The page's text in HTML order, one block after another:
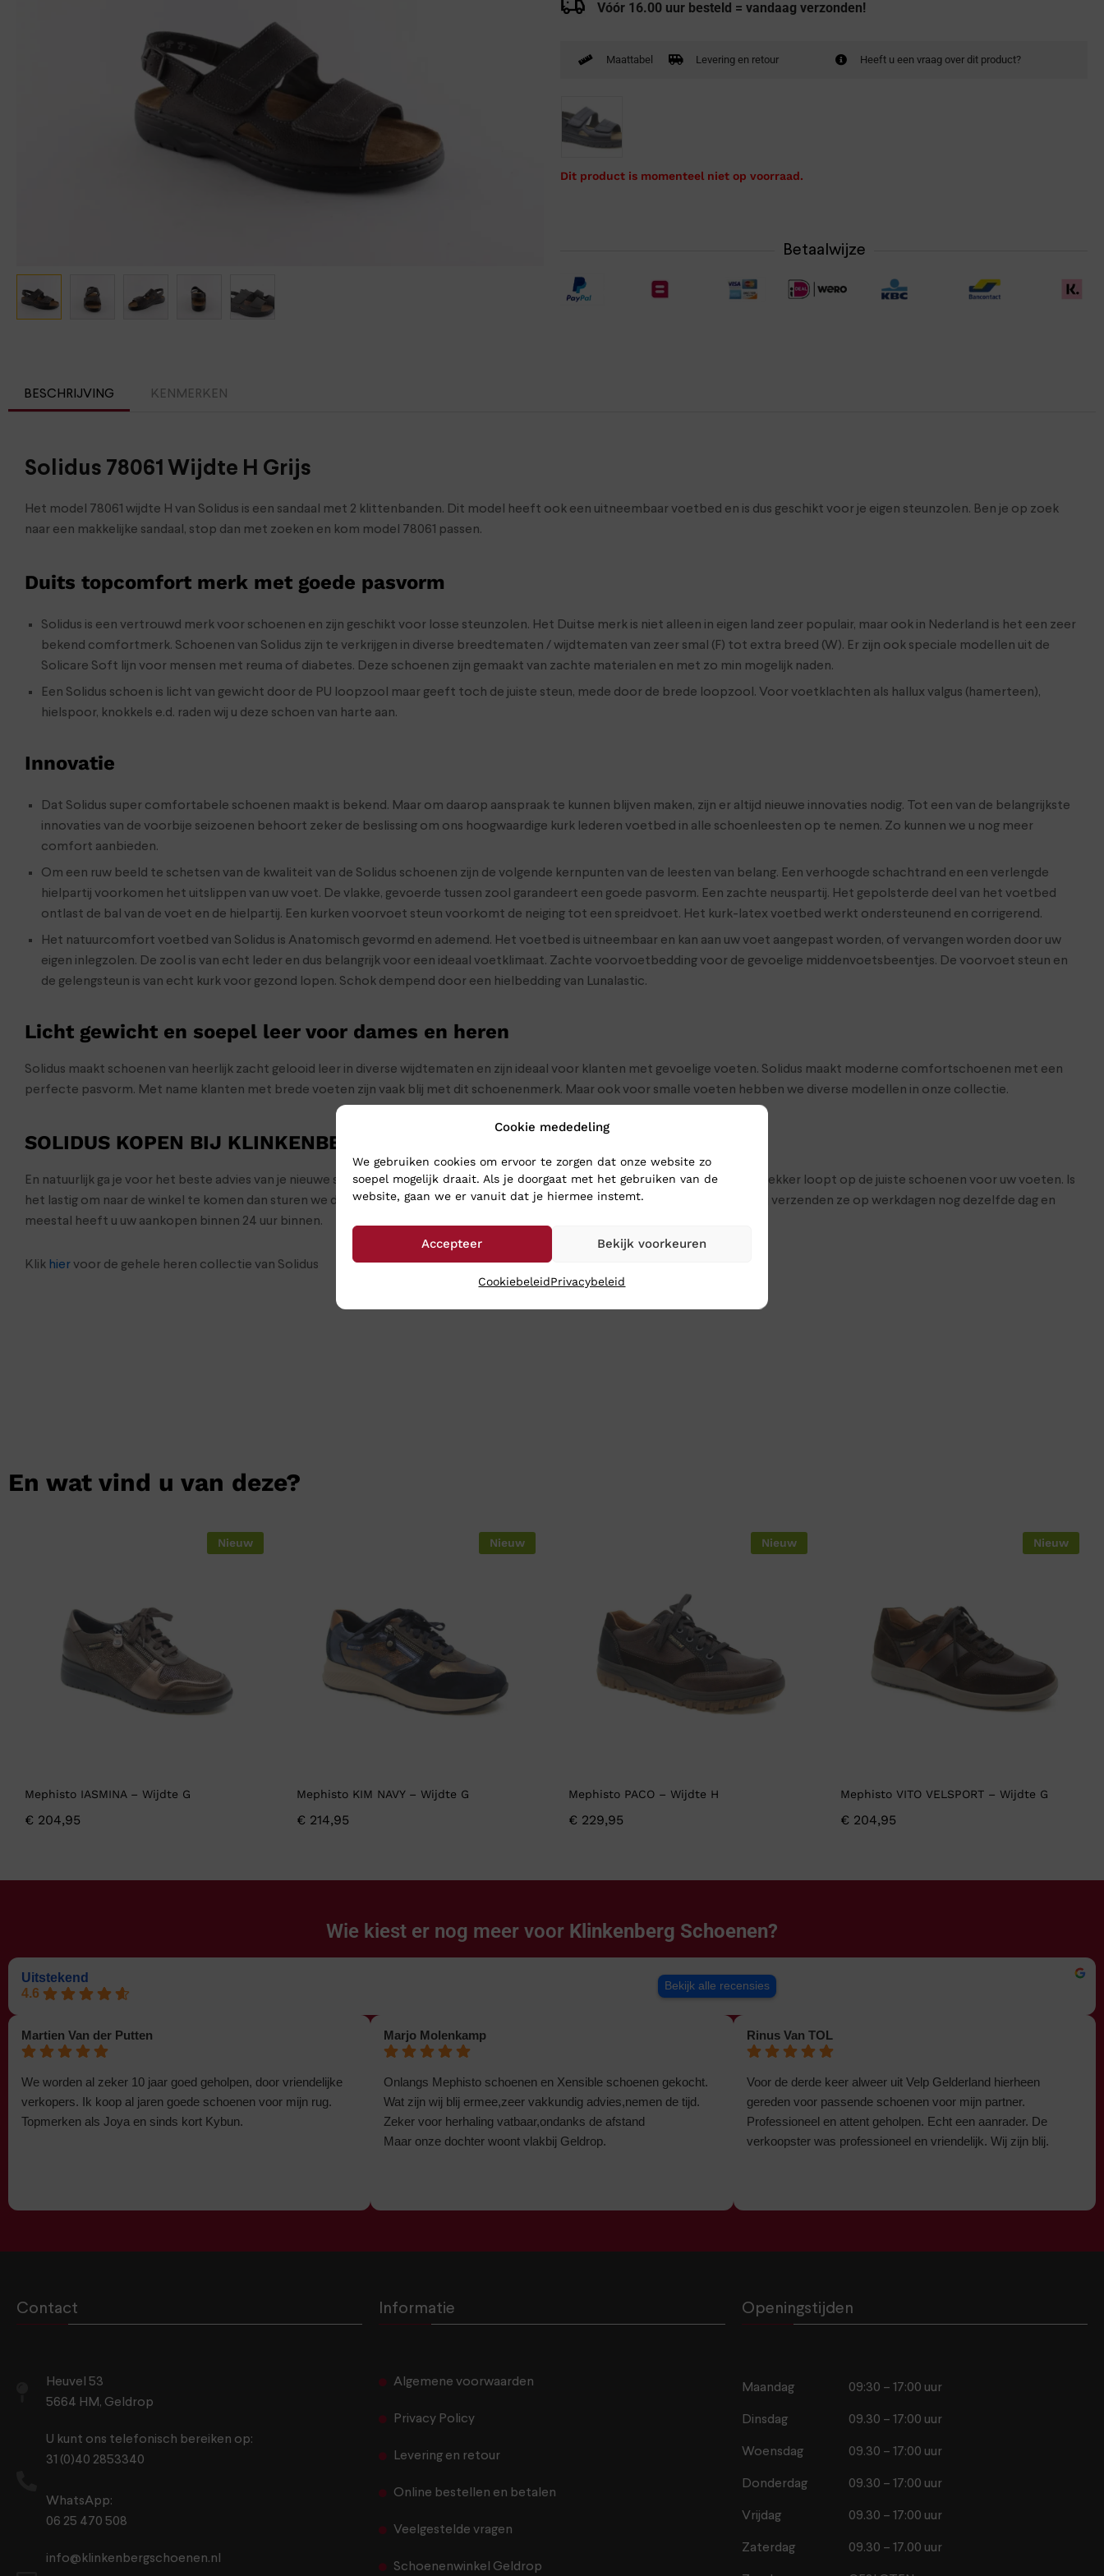
Cookie mededeling
We gebruiken cookies om ervoor te zorgen dat onze website zo
soepel mogelijk draait. Als je doorgaat met het gebruiken van de
website, gaan we er vanuit dat je hiermee instemt.
Accepteer Bekijk voorkeuren
CookiebeleidPrivacybeleid
Meindl
Vóór 16.00 uur besteld = vandaag verzonden!
Maattabel Levering en retour Heeft u een vraag over dit product?
Dit product is momenteel niet op voorraad.
Betaalwijze
BESCHRIJVING KENMERKEN
Solidus 78061 Wijdte H Grijs
Het model 78061 wijdte H van Solidus is een sandaal met 2 klittenbanden. Dit model heeft ook een uitneembaar voetbed en is dus geschikt voor je eigen steunzolen. Ben je op zoek
naar een makkelijke sandaal, stop dan met zoeken en kom model 78061 passen.
Duits topcomfort merk met goede pasvorm
Solidus is een vertrouwd merk voor schoenen en zijn geschikt voor losse steunzolen. Het Duitse merk is niet alleen in eigen land zeer populair, maar ook in Nederland is het een zeer
bekend comfortmerk. Schoenen van Solidus zijn te verkrijgen in diverse breedtematen / wijdtematen van zeer smal (F) tot extra breed (W). Er zijn ook speciale modellen uit de
Solicare Soft lijn voor mensen met reuma of diabetes. Deze schoenen zijn gemaakt van zachte materialen en met zo min mogelijk naden.
Een Solidus schoen is licht van gewicht door de PU loopzool maar geeft toch de juiste steun, mede door de brede loopzool. Voor voetklachten als hallux valgus (hamerteen),
hielspoor, knokkels e.d. raden wij u deze schoen van harte aan.
Innovatie
Dat Solidus super comfortabele schoenen maakt is bekend. Maar om daarop aanspraak te kunnen blijven maken, zijn er altijd nieuwe innovaties nodig. Tot een van de belangrijkste
innovaties van de voorbije seizoenen behoort zeker de beslissing om ons hoogwaardige kurk lederen voetbed in alle schoenleesten op te nemen. Zo kunnen we u nog meer
comfort aanbieden.
Om een ruw beeld te schetsen van de kwaliteit van de Solidus schoenen zijn de volgende kernpunten van de leesten van belang. Een verhoogde schachtrand en een verlengde
hielpartij voorkomen het uitslippen van uw voet. De vlakke, gevoerde tussen zool garandeert een goede pasvorm. Een zachte neuspartij. Het gepolsterde deel van het voetbed
ontlast de bal van de voet en de hielpartij. Een kurken voorvoet steun voorkomt de neiging tot een spreidvoet. Het kurk-latex voetbed werkt ondersteunend en corrigerend.
Het natuurcomfort voetbed van Solidus is Anatomisch gevormd en ademend. Het voetbed is uitneembaar en kan aan uw voet aangepast worden, of vervangen worden door uw
eigen inlegzolen. De zool is van echt leder en dus belangrijk voor een ideaal voetklimaat. Zachte voorvoetbedding voor de gevoelige middenvoetsbeentjes. De voorvoet steun en
de gelengsteun is van echt kurk voor gezond lopen. Schok dempend door een hielbedding van Lunalastic.
Licht gewicht en soepel leer voor dames en heren
Solidus maakt schoenen van heerlijk zacht gelooid leer in diverse wijdtematen en zijn ideaal voor klanten met gevoelige voeten. Solidus maakt moderne comfortschoenen met een
perfecte pasvorm. Met name klanten met brede voeten zijn vaak blij met dit schoenenmerk. Maar ook voor smalle voeten hebben we diverse modellen in onze collectie.
SOLIDUS KOPEN BIJ KLINKENBERG SCHOENEN
En natuurlijk ga je voor het beste advies van je nieuwe schoenen naar Klinkenberg Schoenen in Geldrop. Dan weet je zeker dat je lekker loopt op de juiste schoenen voor uw voeten. Is
het lastig om naar de winkel te komen dan sturen we de schoenen toch gewoon naar je op: bestel ze online in onze webshop. Wij verzenden ze op werkdagen nog dezelfde dag en
meestal heeft u uw aankopen binnen 24 uur binnen.
Klik hiervoor de gehele heren collectie van Solidus
En wat vind u van deze?
Nieuw
Mephisto IASMINA – Wijdte G
€ 204,95
Nieuw
Mephisto KIM NAVY – Wijdte G
€ 214,95
Nieuw
Mephisto PACO – Wijdte H
€ 229,95
Nieuw
Mephisto VITO VELSPORT – Wijdte G
€ 204,95
Wie kiest er nog meer voor Klinkenberg Schoenen?
Uitstekend
4.6
Bekijk alle recensies
Martien Van der Putten
We worden al zeker 10 jaar goed geholpen, door vriendelijke
verkopers. Ik koop al jaren goede schoenen voor mijn rug.
Topmerken als Joya en sinds kort Kybun.
Marjo Molenkamp
Onlangs Mephisto schoenen en Xensible schoenen gekocht.
Wat zijn wij blij ermee,zeer vakkundig advies,nemen de tijd.
Zeker voor herhaling vatbaar,ondanks de afstand
Maar onze dochter woont vlakbij Geldrop.
Rinus Van TOL
Voor de derde keer alweer uit Velp Gelderland hierheen
gereden voor passende schoenen voor mijn partner.
Professioneel en attent geholpen. Echt een aanrader. De
verkoopster was professioneel en vriendelijk. Wij zijn blij.
Contact
Heuvel 53
5664 HM, Geldrop
U kunt ons telefonisch bereiken op:
31 (0)40 2853340
WhatsApp:
06 25 470 508
info@klinkenbergschoenen.nl
Informatie
Algemene voorwaarden
Privacy Policy
Levering en retour
Online bestellen en betalen
Veelgestelde vragen
Schoenenwinkel Geldrop
Openingstijden
Maandag 09:30 – 17:00 uur
Dinsdag 09.30 – 17:00 uur
Woensdag 09.30 – 17:00 uur
Donderdag 09.30 – 17:00 uur
Vrijdag 09.30 – 17:00 uur
Zaterdag 09.30 – 17.00 uur